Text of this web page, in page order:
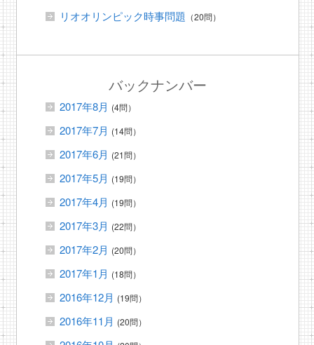
リオオリンピック時事問題 （20問）
バックナンバー
2017年8月 (4問）
2017年7月 (14問）
2017年6月 (21問）
2017年5月 (19問）
2017年4月 (19問）
2017年3月 (22問）
2017年2月 (20問）
2017年1月 (18問）
2016年12月 (19問）
2016年11月 (20問）